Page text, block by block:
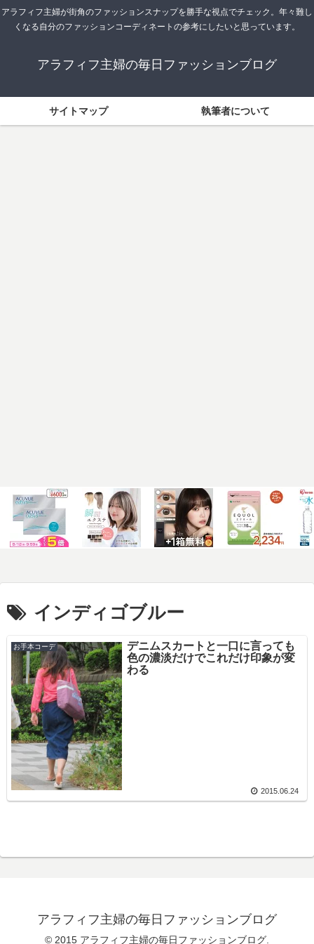
アラフィフ主婦が街角のファッションスナップを勝手な視点でチェック。年々難し
くなる自分のファッションコーディネートの参考にしたいと思っています。
アラフィフ主婦の毎日ファッションブログ
サイトマップ 執筆者について
インディゴブルー
お手本コーデ
デニムスカートと一口に言っても
色の濃淡だけでこれだけ印象が変
わる
2015.06.24
アラフィフ主婦の毎日ファッションブログ
© 2015 アラフィフ主婦の毎日ファッションブログ.